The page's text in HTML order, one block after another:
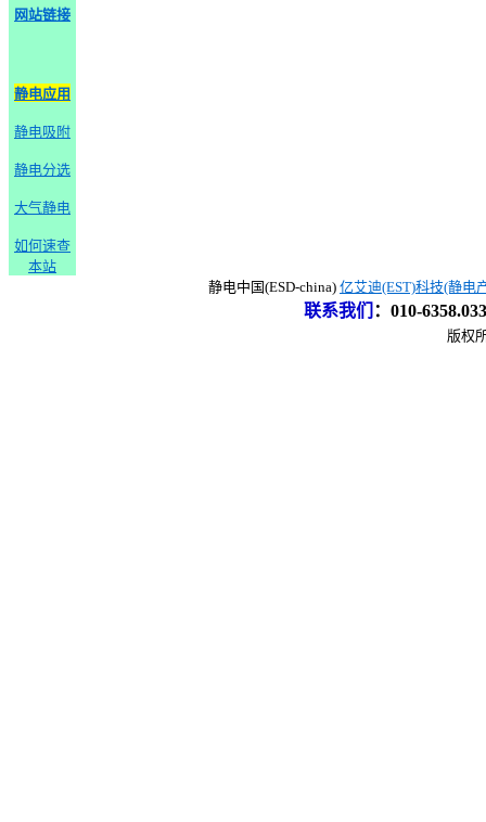
网站链接
静电应用
静电吸附
静电分选
大气静电
如何速查
本站
静电中国(ESD-china) 亿艾迪(EST)科技(静电
联系我们 ： 010-
版权